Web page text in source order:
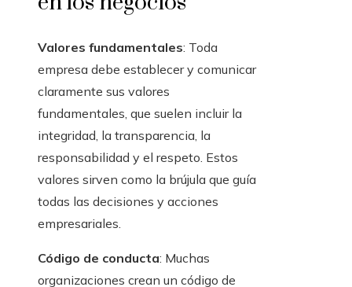
Valores fundamentales: Toda
empresa debe establecer y comunicar
claramente sus valores
fundamentales, que suelen incluir la
integridad, la transparencia, la
responsabilidad y el respeto. Estos
valores sirven como la brújula que guía
todas las decisiones y acciones
empresariales.
Código de conducta: Muchas
organizaciones crean un código de